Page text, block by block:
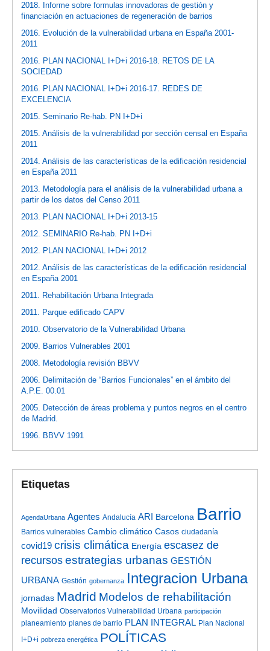
2018. Informe sobre formulas innovadoras de gestión y
financiación en actuaciones de regeneración de barrios
2016. Evolución de la vulnerabilidad urbana en España 2001-
2011
2016. PLAN NACIONAL I+D+i 2016-18. RETOS DE LA
SOCIEDAD
2016. PLAN NACIONAL I+D+i 2016-17. REDES DE
EXCELENCIA
2015. Seminario Re-hab. PN I+D+i
2015. Análisis de la vulnerabilidad por sección censal en España
2011
2014. Análisis de las características de la edificación residencial
en España 2011
2013. Metodología para el análisis de la vulnerabilidad urbana a
partir de los datos del Censo 2011
2013. PLAN NACIONAL I+D+i 2013-15
2012. SEMINARIO Re-hab. PN I+D+i
2012. PLAN NACIONAL I+D+i 2012
2012. Análisis de las características de la edificación residencial
en España 2001
2011. Rehabilitación Urbana Integrada
2011. Parque edificado CAPV
2010. Observatorio de la Vulnerabilidad Urbana
2009. Barrios Vulnerables 2001
2008. Metodología revisión BBVV
2006. Delimitación de “Barrios Funcionales” en el ámbito del
A.P.E. 00.01
2005. Detección de áreas problema y puntos negros en el centro
de Madrid.
1996. BBVV 1991
Etiquetas
AgendaUrbana Agentes Andalucía ARI Barcelona Barrio
Barrios vulnerables Cambio climático Casos ciudadanía
covid19 crisis climática Energía escasez de
recursos estrategias urbanas GESTIÓN
URBANA Gestión gobernanza Integracion Urbana
jornadas Madrid Modelos de rehabilitación
Movilidad Observatorios Vulnerabilidad Urbana participación
planeamiento planes de barrio PLAN INTEGRAL Plan Nacional
I+D+i pobreza energética POLÍTICAS